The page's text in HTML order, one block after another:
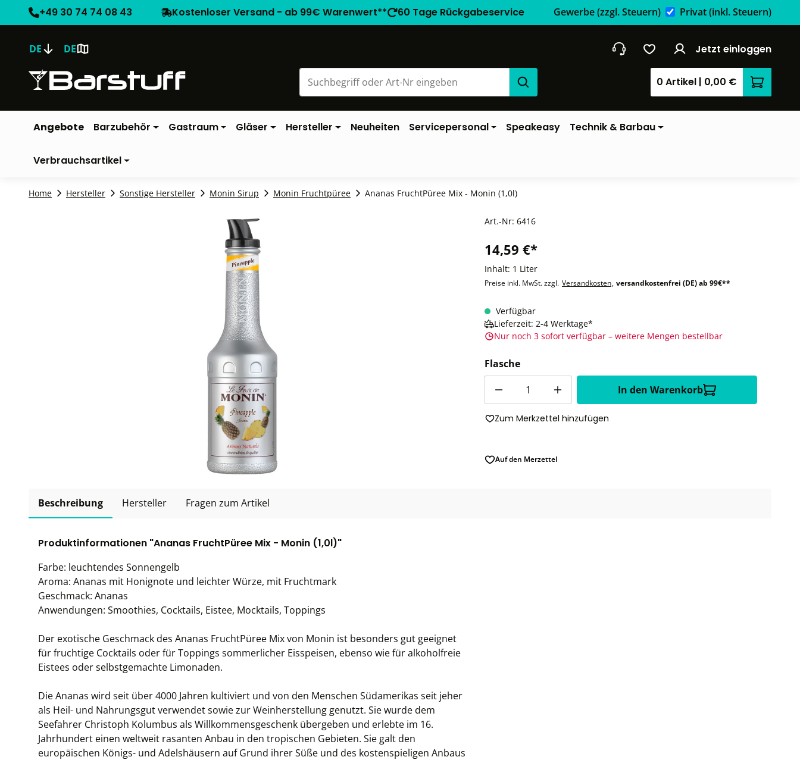
+49 30 74 74 08 43 Kostenloser Versand - ab 99€ Warenwert** 60 Tage Rückgabeservice Gewerbe(zzgl. Steuern) Privat(inkl. Steuern)
DE DE Jetzt einloggen
0 Artikel | 0,00 €
Angebote Barzubehör Gastraum Gläser Hersteller Neuheiten Servicepersonal Speakeasy Technik & Barbau
Verbrauchsartikel
Home Hersteller Sonstige Hersteller Monin Sirup Monin Fruchtpüree Ananas FruchtPüree Mix - Monin (1,0l)
Art.-Nr: 6416
14,59 €*
Inhalt: 1 Liter
Preise inkl. MwSt. zzgl. Versandkosten, versandkostenfrei (DE) ab 99€**
Verfügbar
Lieferzeit: 2-4 Werktage*
Nur noch 3 sofort verfügbar – weitere Mengen bestellbar
Flasche
In den Warenkorb
Zum Merkzettel hinzufügen
Auf den Merzettel
Beschreibung Hersteller Fragen zum Artikel
Produktinformationen "Ananas FruchtPüree Mix - Monin (1,0l)"
Farbe: leuchtendes Sonnengelb
Aroma: Ananas mit Honignote und leichter Würze, mit Fruchtmark
Geschmack: Ananas
Anwendungen: Smoothies, Cocktails, Eistee, Mocktails, Toppings
Der exotische Geschmack des Ananas FruchtPüree Mix von Monin ist besonders gut geeignet
für fruchtige Cocktails oder für Toppings sommerlicher Eisspeisen, ebenso wie für alkoholfreie
Eistees oder selbstgemachte Limonaden.
Die Ananas wird seit über 4000 Jahren kultiviert und von den Menschen Südamerikas seit jeher
als Heil- und Nahrungsgut verwendet sowie zur Weinherstellung genutzt. Sie wurde dem
Seefahrer Christoph Kolumbus als Willkommensgeschenk übergeben und erlebte im 16.
Jahrhundert einen weltweit rasanten Anbau in den tropischen Gebieten. Sie galt den
europäischen Königs- und Adelshäusern auf Grund ihrer Süße und des kostenspieligen Anbaus